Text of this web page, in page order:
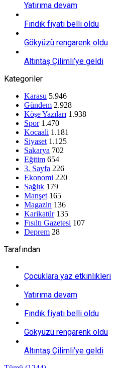
Yatırıma devam
Fındık fiyatı belli oldu
Gökyüzü rengarenk oldu
Altıntaş Çilimli’ye geldi
Kategoriler
Karasu 5.946
Gündem 2.928
Köşe Yazıları 1.938
Spor 1.470
Kocaali 1.181
Siyaset 1.125
Sakarya 702
Eğitim 654
3. Sayfa 226
Ekonomi 220
Sağlık 179
Manşet 165
Magazin 136
Karikatür 135
Fısıltı Gazetesi 107
Deprem 28
Tarafından
Çocuklara yaz etkinlikleri
Yatırıma devam
Fındık fiyatı belli oldu
Gökyüzü rengarenk oldu
Altıntaş Çilimli’ye geldi